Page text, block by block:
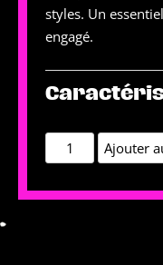
styles. Un
engagé.
quantité
de
Bonnet
Ajouter